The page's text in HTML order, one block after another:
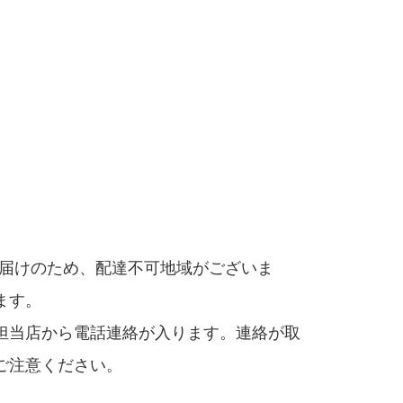
のため、配達不可地域がございま
。
店から電話連絡が入ります。連絡が取
意ください。